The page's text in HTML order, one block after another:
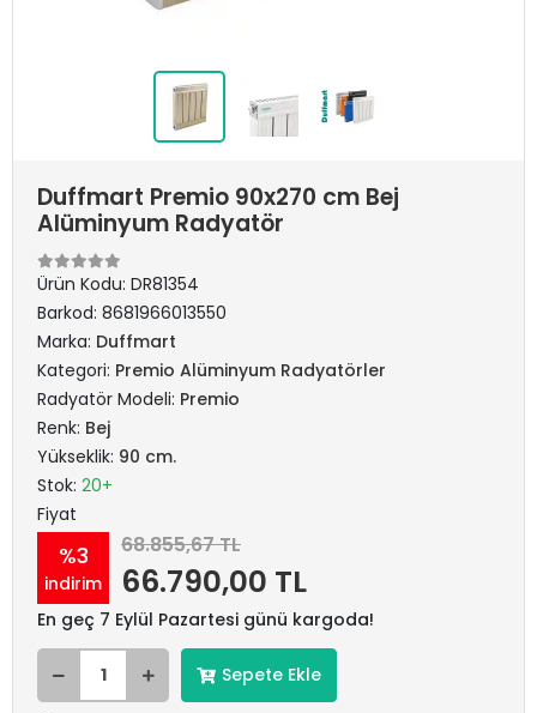
Duffmart Premio 90x270 cm Bej
Alüminyum Radyatör
Ürün Kodu: DR81354
Barkod: 8681966013550
Marka: Duffmart
Kategori: Premio Alüminyum Radyatörler
Radyatör Modeli: Premio
Renk: Bej
Yükseklik: 90 cm.
Stok: 20+
Fiyat
%3
indirim
68.855,67 TL
66.790,00 TL
En geç 7 Eylül Pazartesi günü kargoda!
Sepete Ekle